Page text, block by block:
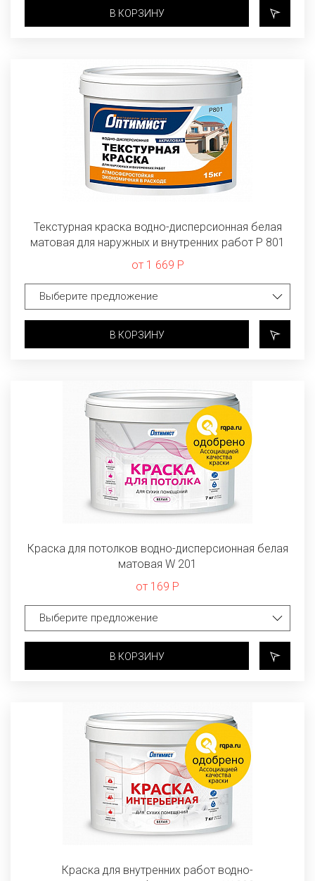
В КОРЗИНУ
Текстурная краска водно-дисперсионная белая
матовая для наружных и внутренних работ P 801
от 1 669 Р
В КОРЗИНУ
Краска для потолков водно-дисперсионная белая
матовая W 201
от 169 Р
В КОРЗИНУ
Краска для внутренних работ водно-